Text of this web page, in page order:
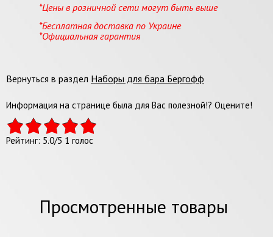
*Цены в розничной сети могут быть выше
*Бесплатная доставка по Украине
*Официальная гарантия
Вернуться в раздел Наборы для бара Бергофф
Информация на странице была для Вас полезной!? Оцените!
Рейтинг: 5.0/5 1 голос
Просмотренные товары